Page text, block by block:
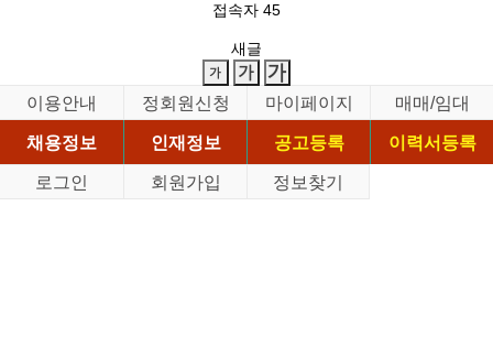
접속자 45
새글
이용안내 정회원신청 마이페이지
매매/임대
채용정보
인재정보 공고등록
이력서등록
로그인
회원가입 정보찾기